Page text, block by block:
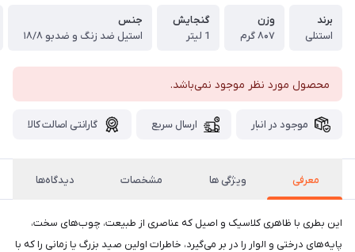
برند
استنلی
وزن
۸۰۷ گرم
گنجایش
1 لیتر
جنس
استیل ضد زنگ و ضدبو ۱۸/۸
محصول مورد نظر موجود نمی‌باشد.
موجود در انبار ارسال سریع گارانتی اصالت کالا
معرفی ویژگی ها مشخصات دیدگاه‌ها
این بطری با ظاهری کلاسیک و اصیل که عناصری از طبیعت، چوب‌های سخت،
پایه‌های درختی و الوار را در بر می‌گیرد، خاطرات اولین صید بزرگ یا زمانی را که با